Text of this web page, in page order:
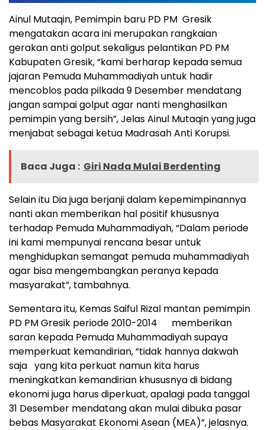
Ainul Mutaqin, Pemimpin baru PD PM Gresik
mengatakan acara ini merupakan rangkaian
gerakan anti golput sekaligus pelantikan PD PM
Kabupaten Gresik, “kami berharap kepada semua
jajaran Pemuda Muhammadiyah untuk hadir
mencoblos pada pilkada 9 Desember mendatang
jangan sampai golput agar nanti menghasilkan
pemimpin yang bersih”, Jelas Ainul Mutaqin yang juga
menjabat sebagai ketua Madrasah Anti Korupsi.
Baca Juga : Giri Nada Mulai Berdenting
Selain itu Dia juga berjanji dalam kepemimpinannya
nanti akan memberikan hal positif khususnya
terhadap Pemuda Muhammadiyah, “Dalam periode
ini kami mempunyai rencana besar untuk
menghidupkan semangat pemuda muhammadiyah
agar bisa mengembangkan peranya kepada
masyarakat”, tambahnya.
Sementara itu, Kemas Saiful Rizal mantan pemimpin
PD PM Gresik periode 2010-2014 memberikan
saran kepada Pemuda Muhammadiyah supaya
memperkuat kemandirian, “tidak hannya dakwah
saja yang kita perkuat namun kita harus
meningkatkan kemandirian khususnya di bidang
ekonomi juga harus diperkuat, apalagi pada tanggal
31 Desember mendatang akan mulai dibuka pasar
bebas Masyarakat Ekonomi Asean (MEA)”, jelasnya.